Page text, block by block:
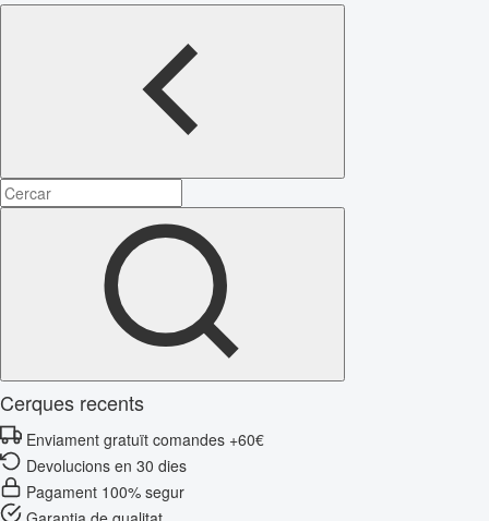
Cerques recents
Enviament gratuït comandes +60€
Devolucions en 30 dies
Pagament 100% segur